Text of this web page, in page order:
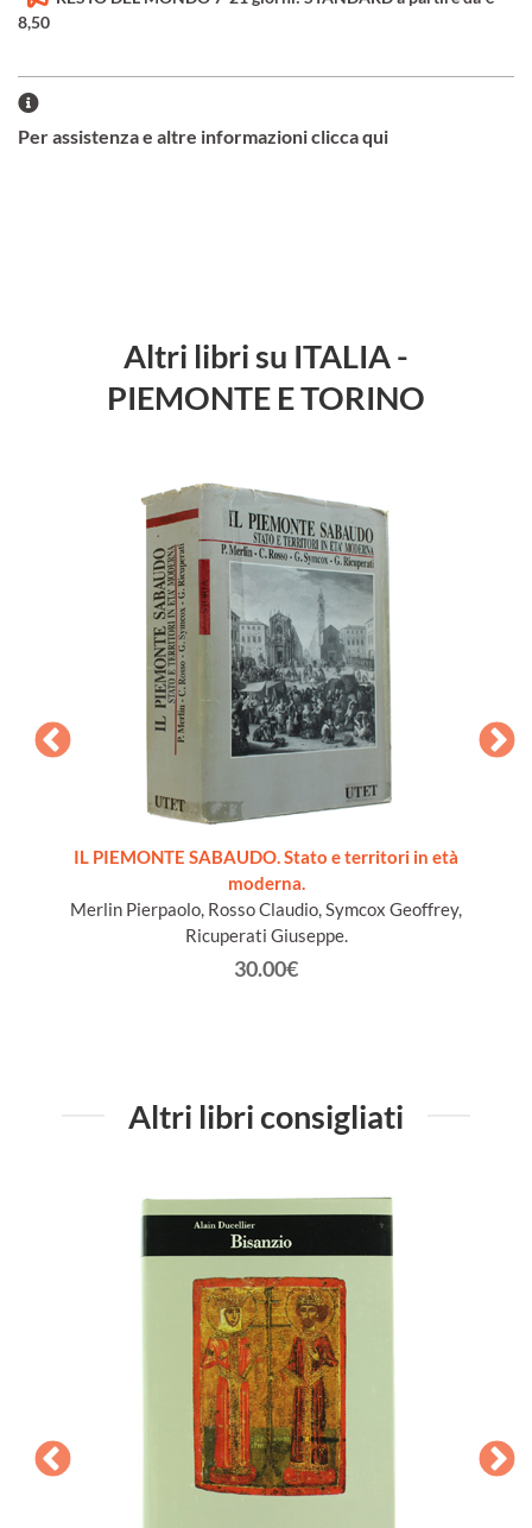
8,50
Per assistenza e altre informazioni clicca qui
Altri libri su ITALIA -
PIEMONTE E TORINO
IL PIEMONTE SABAUDO. Stato e territori in età
moderna.
Merlin Pierpaolo, Rosso Claudio, Symcox Geoffrey,
Ricuperati Giuseppe.
30.00€
Altri libri consigliati